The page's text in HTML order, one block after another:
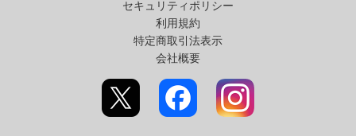
セキュリティポリシー
利用規約
特定商取引法表示
会社概要